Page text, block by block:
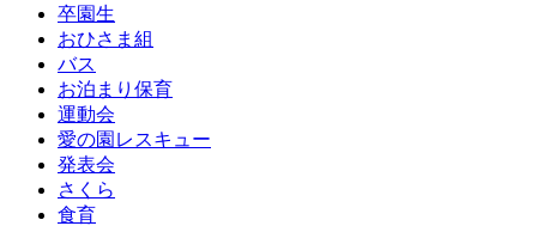
卒園生
おひさま組
バス
お泊まり保育
運動会
愛の園レスキュー
発表会
さくら
食育